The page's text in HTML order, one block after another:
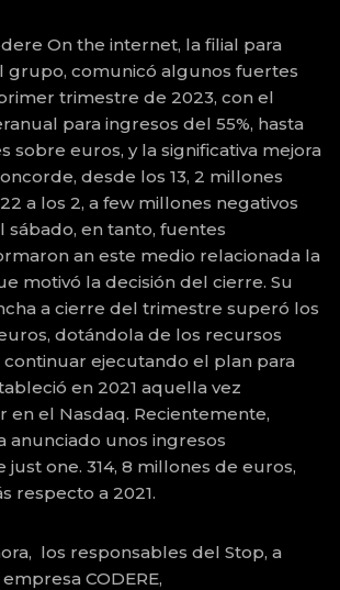
On the internet, la filial para
grupo, comunicó algunos fuertes
trimestre de 2023, con el
para ingresos del 55%, hasta
sobre euros, y la significativa mejora
desde los 13, 2 millones
a los 2, a few millones negativos
sábado, en tanto, fuentes
an este medio relacionada la
motivó la decisión del cierre. Su
a cierre del trimestre superó los
dotándola de los recursos
continuar ejecutando el plan para
en 2021 aquella vez
en el Nasdaq. Recientemente,
anunciado unos ingresos
just one. 314, 8 millones de euros,
respecto a 2021.
los responsables del Stop, a
CODERE,